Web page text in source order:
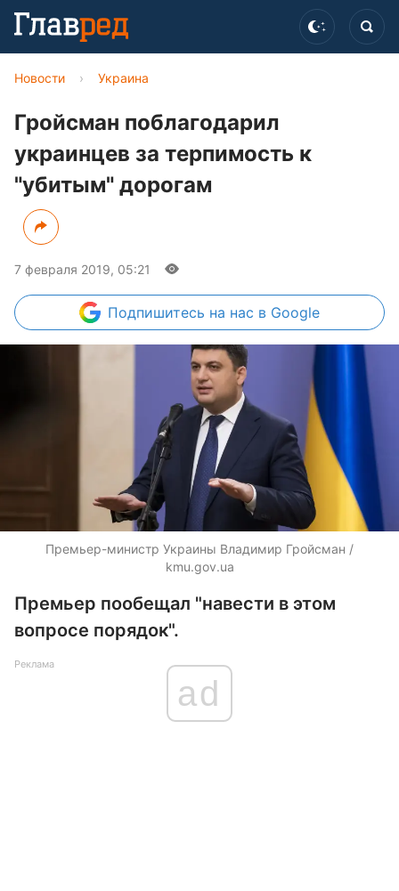
Новости › Украина
Гройсман поблагодарил
украинцев за терпимость к
"убитым" дорогам
7 февраля 2019, 05:21
Подпишитесь на нас в Google
Премьер-министр Украины Владимир Гройсман /
kmu.gov.ua
Премьер пообещал "навести в этом
вопросе порядок".
Реклама
ad